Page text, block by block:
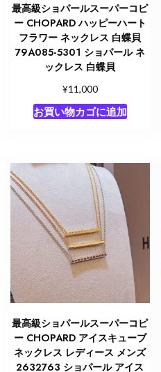
最高級ショパールスーパーコピ
ー CHOPARD ハッピーハート
フラワー ネックレス 白蝶貝
79A085-5301 ショパール ネ
ックレス 白蝶貝
¥11,000
お買い物カゴに追加
最高級ショパールスーパーコピ
ー CHOPARD アイスキューブ
ネックレス レディース メンズ
2632763 ショパール アイス